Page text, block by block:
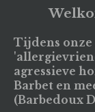
Tijdens onze
agressieve
Barbet en
(Barbedoux